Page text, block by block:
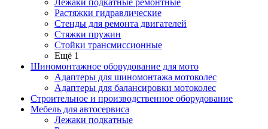
Лежаки подкатные ремонтные
Растяжки гидравлические
Стенды для ремонта двигателей
Стяжки пружин
Стойки трансмиссионные
Ещё 1
Шиномонтажное оборудование для мото
Адаптеры для шиномонтажа мотоколес
Адаптеры для балансировки мотоколес
Строительное и производственное оборудование
Мебель для автосервиса
Лежаки подкатные